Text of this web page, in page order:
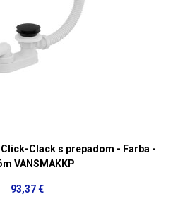
Click-Clack s prepadom - Farba -
VANSMAKKP
93,37 €